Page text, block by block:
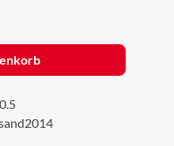
den gewünschten